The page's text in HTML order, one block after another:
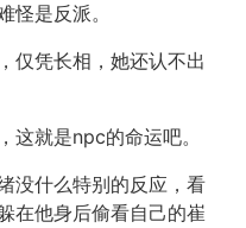
怪是反派。
仅凭长相，她还认不出
这就是npc的命运吧。
没什么特别的反应，看
在他身后偷看自己的崔